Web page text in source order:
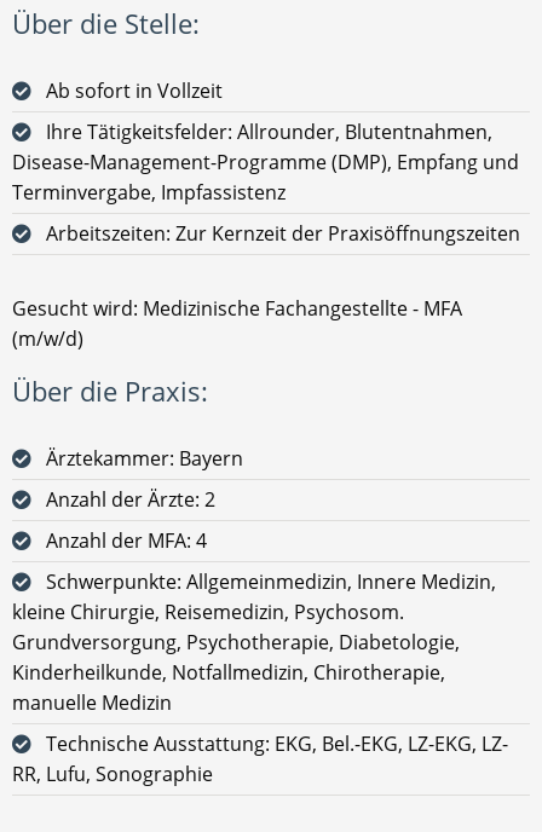
Über die Stelle:
Ab sofort in Vollzeit
Ihre Tätigkeitsfelder: Allrounder, Blutentnahmen,
Disease-Management-Programme (DMP), Empfang und
Terminvergabe, Impfassistenz
Arbeitszeiten: Zur Kernzeit der Praxisöffnungszeiten
Gesucht wird: Medizinische Fachangestellte - MFA
(m/w/d)
Über die Praxis:
Ärztekammer: Bayern
Anzahl der Ärzte: 2
Anzahl der MFA: 4
Schwerpunkte: Allgemeinmedizin, Innere Medizin,
kleine Chirurgie, Reisemedizin, Psychosom.
Grundversorgung, Psychotherapie, Diabetologie,
Kinderheilkunde, Notfallmedizin, Chirotherapie,
manuelle Medizin
Technische Ausstattung: EKG, Bel.-EKG, LZ-EKG, LZ-
RR, Lufu, Sonographie